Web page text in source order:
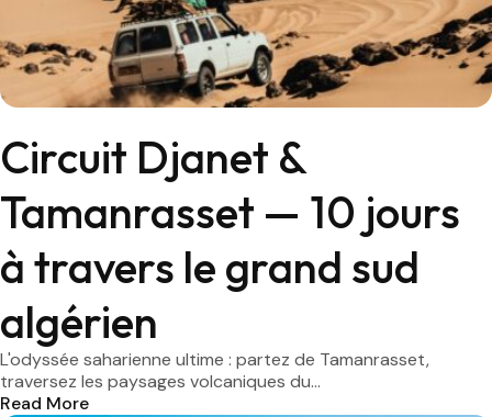
Circuit Djanet &
Tamanrasset — 10 jours
à travers le grand sud
algérien
L'odyssée saharienne ultime : partez de Tamanrasset,
traversez les paysages volcaniques du...
Read More